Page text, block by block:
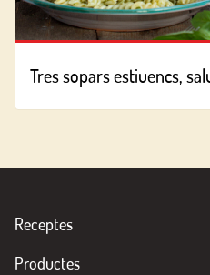
Tres sopars estiuencs,
Receptes
Productes